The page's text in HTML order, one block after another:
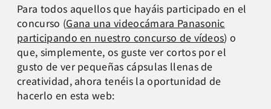
Para todos aquellos que hayáis participado en el
concurso (Gana una videocámara Panasonic
participando en nuestro concurso de vídeos) o
que, simplemente, os guste ver cortos por el
gusto de ver pequeñas cápsulas llenas de
creatividad, ahora tenéis la oportunidad de
hacerlo en esta web: